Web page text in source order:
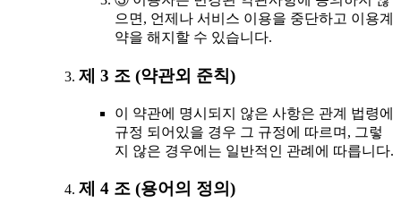
으면, 언제나 서비스 이용을 중단하고 이용계
약을 해지할 수 있습니다.
제 3 조 (약관외 준칙)
이 약관에 명시되지 않은 사항은 관계 법령에
규정 되어있을 경우 그 규정에 따르며, 그렇
지 않은 경우에는 일반적인 관례에 따릅니다.
제 4 조 (용어의 정의)